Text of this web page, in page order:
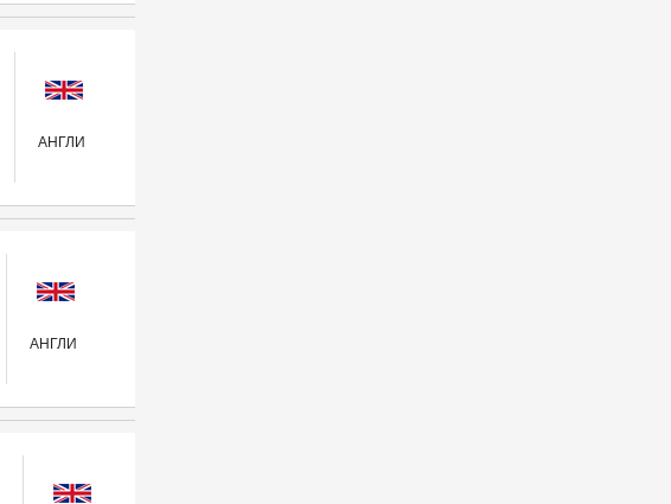
АНГЛИ
АНГЛИ